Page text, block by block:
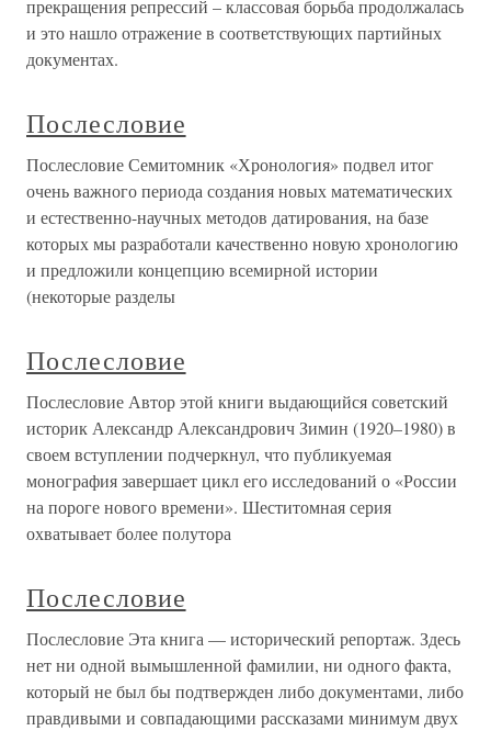
прекращения репрессий – классовая борьба продолжалась
и это нашло отражение в соответствующих партийных
документах.
Послесловие
Послесловие Семитомник «Хронология» подвел итог
очень важного периода создания новых математических
и естественно-научных методов датирования, на базе
которых мы разработали качественно новую хронологию
и предложили концепцию всемирной истории
(некоторые разделы
Послесловие
Послесловие Автор этой книги выдающийся советский
историк Александр Александрович Зимин (1920–1980) в
своем вступлении подчеркнул, что публикуемая
монография завершает цикл его исследований о «России
на пороге нового времени». Шеститомная серия
охватывает более полутора
Послесловие
Послесловие Эта книга — исторический репортаж. Здесь
нет ни одной вымышленной фамилии, ни одного факта,
который не был бы подтвержден либо документами, либо
правдивыми и совпадающими рассказами минимум двух